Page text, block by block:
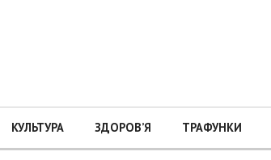
КУЛЬТУРА ЗДОРОВ’Я ТРАФУНКИ